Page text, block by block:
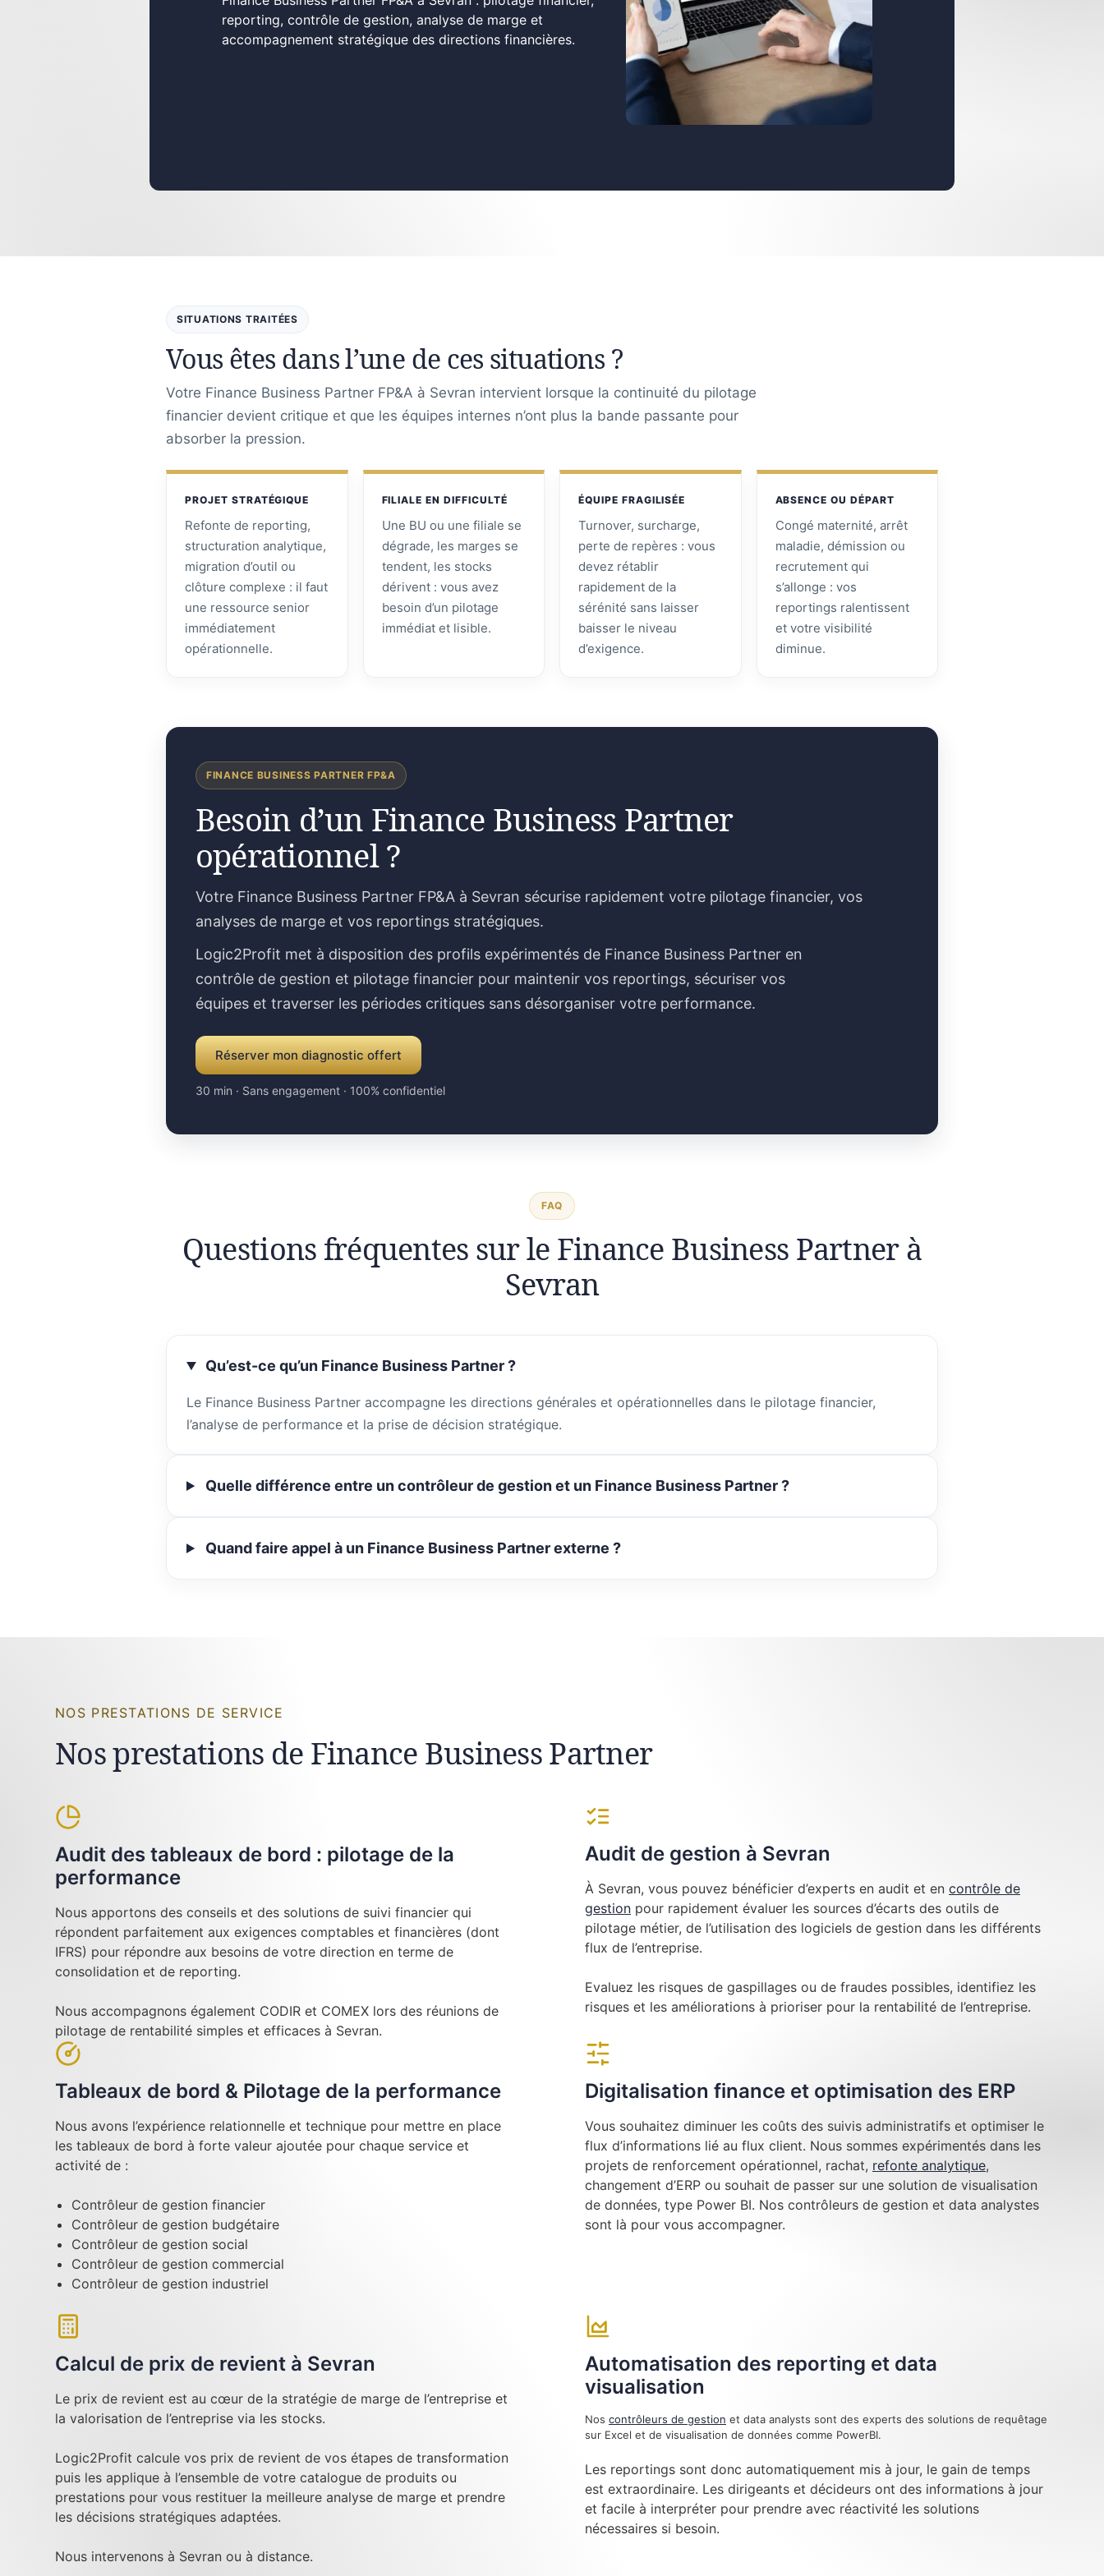
reporting, contrôle de gestion, analyse de marge et
accompagnement stratégique des directions financières.
SITUATIONS TRAITÉES
Vous êtes dans l’une de ces situations ?
Votre Finance Business Partner FP&A à Sevran intervient lorsque la continuité du pilotage
financier devient critique et que les équipes internes n’ont plus la bande passante pour
absorber la pression.
PROJET STRATÉGIQUE
Refonte de reporting,
structuration analytique,
migration d’outil ou
clôture complexe : il faut
une ressource senior
immédiatement
opérationnelle.
FILIALE EN DIFFICULTÉ
Une BU ou une filiale se
dégrade, les marges se
tendent, les stocks
dérivent : vous avez
besoin d’un pilotage
immédiat et lisible.
ÉQUIPE FRAGILISÉE
Turnover, surcharge,
perte de repères : vous
devez rétablir
rapidement de la
sérénité sans laisser
baisser le niveau
d’exigence.
ABSENCE OU DÉPART
Congé maternité, arrêt
maladie, démission ou
recrutement qui
s’allonge : vos
reportings ralentissent
et votre visibilité
diminue.
FINANCE BUSINESS PARTNER FP&A
Besoin d’un Finance Business Partner
opérationnel ?
Votre Finance Business Partner FP&A à Sevran sécurise rapidement votre pilotage financier, vos
analyses de marge et vos reportings stratégiques.
Logic2Profit met à disposition des profils expérimentés de Finance Business Partner en
contrôle de gestion et pilotage financier pour maintenir vos reportings, sécuriser vos
équipes et traverser les périodes critiques sans désorganiser votre performance.
Réserver mon diagnostic offert
30 min · Sans engagement · 100% confidentiel
FAQ
Questions fréquentes sur le Finance Business Partner à
Sevran
Qu’est-ce qu’un Finance Business Partner ?
Le Finance Business Partner accompagne les directions générales et opérationnelles dans le pilotage financier,
l’analyse de performance et la prise de décision stratégique.
Quelle différence entre un contrôleur de gestion et un Finance Business Partner ?
Quand faire appel à un Finance Business Partner externe ?
NOS PRESTATIONS DE SERVICE
Nos prestations de Finance Business Partner
Audit des tableaux de bord : pilotage de la
performance
Nous apportons des conseils et des solutions de suivi financier qui
répondent parfaitement aux exigences comptables et financières (dont
IFRS) pour répondre aux besoins de votre direction en terme de
consolidation et de reporting.
Nous accompagnons également CODIR et COMEX lors des réunions de
pilotage de rentabilité simples et efficaces à Sevran.
Audit de gestion à Sevran
À Sevran, vous pouvez bénéficier d’experts en audit et en contrôle de
gestion pour rapidement évaluer les sources d’écarts des outils de
pilotage métier, de l’utilisation des logiciels de gestion dans les différents
flux de l’entreprise.
Evaluez les risques de gaspillages ou de fraudes possibles, identifiez les
risques et les améliorations à prioriser pour la rentabilité de l’entreprise.
Tableaux de bord & Pilotage de la performance
Nous avons l’expérience relationnelle et technique pour mettre en place
les tableaux de bord à forte valeur ajoutée pour chaque service et
activité de :
Contrôleur de gestion financier
Contrôleur de gestion budgétaire
Contrôleur de gestion social
Contrôleur de gestion commercial
Contrôleur de gestion industriel
Digitalisation finance et optimisation des ERP
Vous souhaitez diminuer les coûts des suivis administratifs et optimiser le
flux d’informations lié au flux client. Nous sommes expérimentés dans les
projets de renforcement opérationnel, rachat, refonte analytique,
changement d’ERP ou souhait de passer sur une solution de visualisation
de données, type Power BI. Nos contrôleurs de gestion et data analystes
sont là pour vous accompagner.
Calcul de prix de revient à Sevran
Le prix de revient est au cœur de la stratégie de marge de l’entreprise et
la valorisation de l’entreprise via les stocks.
Logic2Profit calcule vos prix de revient de vos étapes de transformation
puis les applique à l’ensemble de votre catalogue de produits ou
prestations pour vous restituer la meilleure analyse de marge et prendre
les décisions stratégiques adaptées.
Nous intervenons à Sevran ou à distance.
Automatisation des reporting et data
visualisation
Nos contrôleurs de gestion et data analysts sont des experts des solutions de requêtage
sur Excel et de visualisation de données comme PowerBI.
Les reportings sont donc automatiquement mis à jour, le gain de temps
est extraordinaire. Les dirigeants et décideurs ont des informations à jour
et facile à interpréter pour prendre avec réactivité les solutions
nécessaires si besoin.